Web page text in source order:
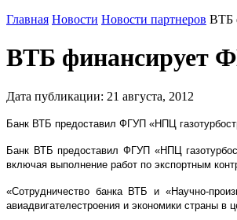
Главная Новости Новости партнеров ВТБ
ВТБ финансирует
Дата публикации: 21 августа, 2012
Банк ВТБ предоставил ФГУП «НПЦ
Банк ВТБ предоставил ФГУП «НПЦ
включая выполнение работ по экспортным
«Сотрудничество банка ВТБ и «Научно-
авиадвигателестроения и экономики страны в